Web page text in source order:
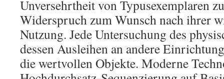
Unversehrtheit von Typusexemplaren
Widerspruch zum Wunsch nach ihrer
Nutzung. Jede Untersuchung des
dessen Ausleihen an andere
die wertvollen Objekte. Moderne